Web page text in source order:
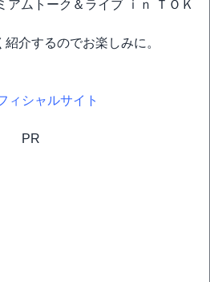
アムトーク＆ライブ ｉｎ ＴＯＫ
介するのでお楽しみに。
ィシャルサイト
PR